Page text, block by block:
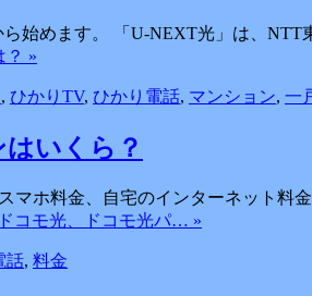
始めます。 「U-NEXT光」は、
？ »
, ひかりTV, ひかり電話, マンション, 一
いくら？
マホ料金、自宅のインターネット
ドコモ光、ドコモ光パ… »
話, 料金